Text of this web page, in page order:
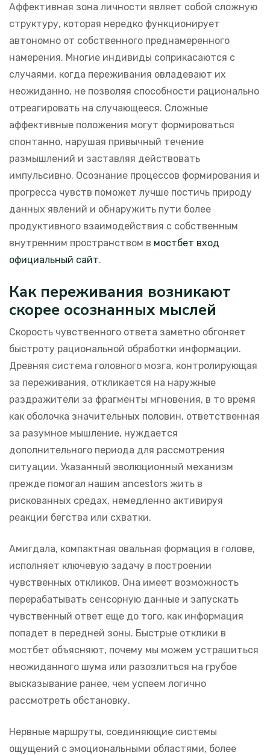
Аффективная зона личности являет собой сложную
структуру, которая нередко функционирует
автономно от собственного преднамеренного
намерения. Многие индивиды соприкасаются с
случаями, когда переживания овладевают их
неожиданно, не позволяя способности рационально
отреагировать на случающееся. Сложные
аффективные положения могут формироваться
спонтанно, нарушая привычный течение
размышлений и заставляя действовать
импульсивно. Осознание процессов формирования и
прогресса чувств поможет лучше постичь природу
данных явлений и обнаружить пути более
продуктивного взаимодействия с собственным
внутренним пространством в мостбет вход
официальный сайт.
Как переживания возникают
скорее осознанных мыслей
Скорость чувственного ответа заметно обгоняет
быстроту рациональной обработки информации.
Древняя система головного мозга, контролирующая
за переживания, откликается на наружные
раздражители за фрагменты мгновения, в то время
как оболочка значительных половин, ответственная
за разумное мышление, нуждается
дополнительного периода для рассмотрения
ситуации. Указанный эволюционный механизм
прежде помогал нашим ancestors жить в
рискованных средах, немедленно активируя
реакции бегства или схватки.
Амигдала, компактная овальная формация в голове,
исполняет ключевую задачу в построении
чувственных откликов. Она имеет возможность
перерабатывать сенсорную данные и запускать
чувственный ответ еще до того, как информация
попадет в передней зоны. Быстрые отклики в
мостбет объясняют, почему мы можем устрашиться
неожиданного шума или разозлиться на грубое
высказывание ранее, чем успеем логично
рассмотреть обстановку.
Нервные маршруты, соединяющие системы
ощущений с эмоциональными областями, более